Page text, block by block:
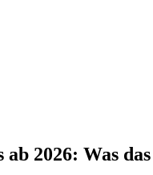
2026: Was